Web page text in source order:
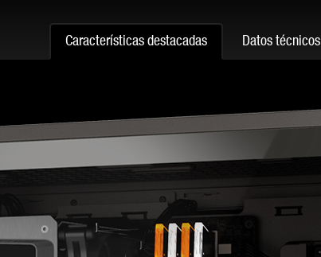
Características destacadas Datos técnicos